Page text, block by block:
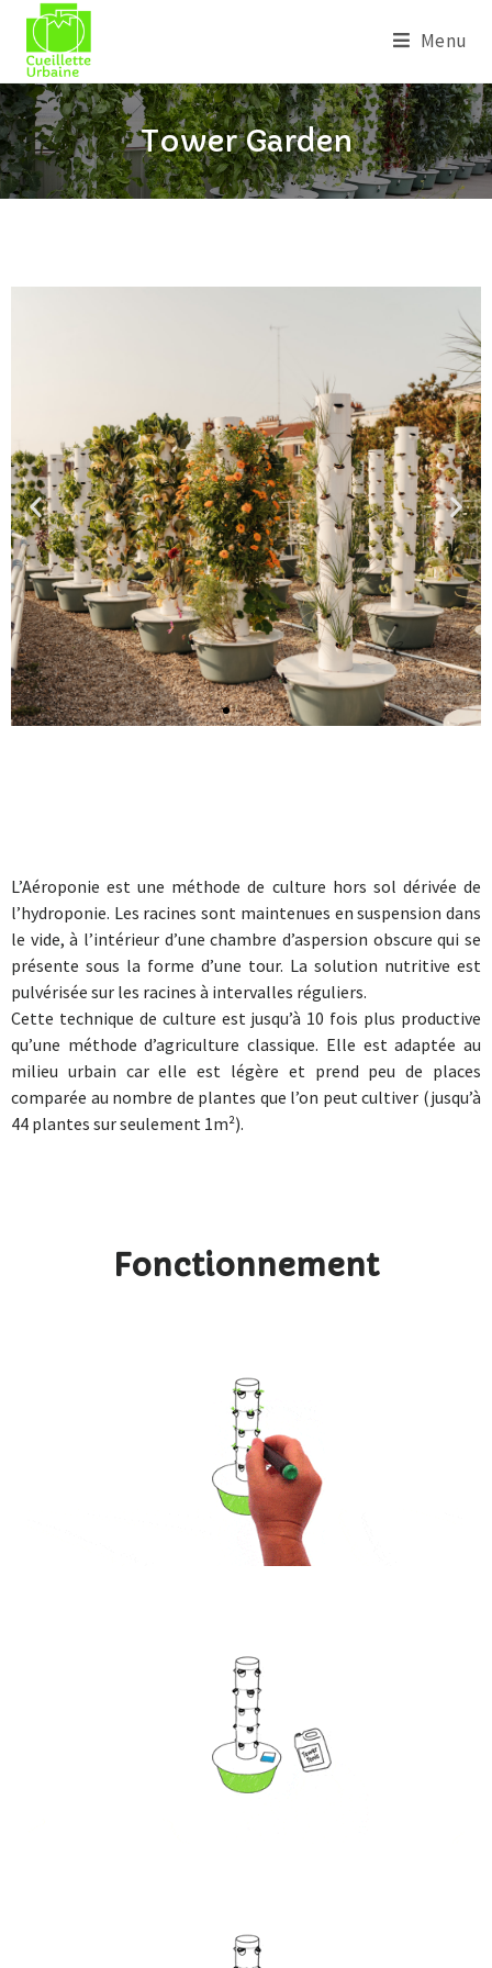
Menu
Tower Garden
L’Aéroponie est une méthode de culture hors sol dérivée de
l’hydroponie. Les racines sont maintenues en suspension dans
le vide, à l’intérieur d’une chambre d’aspersion obscure qui se
présente sous la forme d’une tour. La solution nutritive est
pulvérisée sur les racines à intervalles réguliers.
Cette technique de culture est jusqu’à 10 fois plus productive
qu’une méthode d’agriculture classique. Elle est adaptée au
milieu urbain car elle est légère et prend peu de places
comparée au nombre de plantes que l’on peut cultiver (jusqu’à
44 plantes sur seulement 1m²).
Fonctionnement